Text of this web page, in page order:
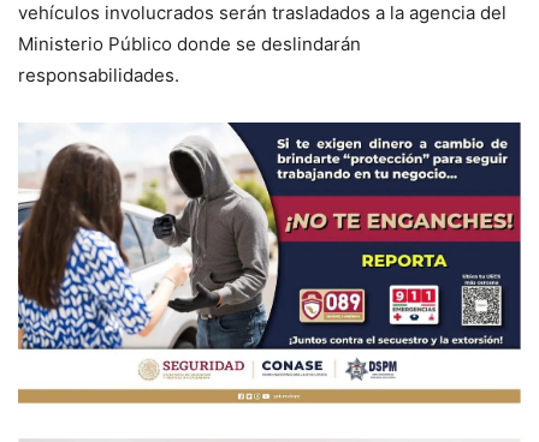
vehículos involucrados serán trasladados a la agencia del
Ministerio Público donde se deslindarán
responsabilidades.